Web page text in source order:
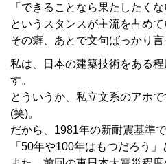
「できることなら果たしたく
というスタンスが主流を占めて
その癖、あとで文句ばっかり言
私は、日本の建築技術をある
す。
とういうか、私立文系のアホ
(笑)。
だから、1981年の新耐震基準
「50年や100年はもつだろう」